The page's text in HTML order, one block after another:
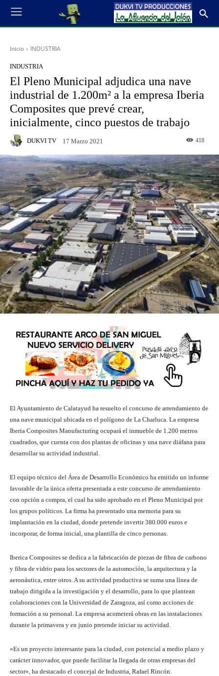
Inicio INDUSTRIA
INDUSTRIA
El Pleno Municipal adjudica una nave
industrial de 1.200m² a la empresa Iberia
Composites que prevé crear,
inicialmente, cinco puestos de trabajo
DUKVI TV 17 Marzo 2021 418
El Ayuntamiento de Calatayud ha resuelto el concurso de arrendamiento de
una nave municipal ubicada en el polígono de La Charluca. La empresa
Iberia Composites Manufacturing ocupará el inmueble de 1.200 metros
cuadrados, que cuenta con dos plantas de oficinas y una nave diáfana para
desarrollar su actividad industrial.
El equipo técnico del Área de Desarrollo Económico ha emitido un informe
favorable de la única oferta presentada a este concurso de arrendamiento
con opción a compra, el cual ha sido aprobado en el Pleno Municipal por
los grupos políticos. La firma ha presentado una memoria para su
implantación en la ciudad, donde pretende invertir 380.000 euros e
incorporar, de forma inicial, una plantilla de cinco personas.
Iberica Composites se dedica a la fabricación de piezas de fibra de carbono
y fibra de vidrio para los sectores de la automoción, la arquitectura y la
aeronáutica, entre otros. A su actividad productiva se suma una línea de
trabajo dirigida a la investigación y el desarrollo, para lo que plantean
colaboraciones con la Universidad de Zaragoza, así como acciones de
formación a su personal. La empresa acometerá obras en las instalaciones
durante la primavera y en junio pretende iniciar su actividad.
«Es un proyecto interesante para la ciudad, con potencial a medio plazo y
carácter innovador, que puede facilitar la llegada de otras empresas del
sector», ha destacado el concejal de Industria, Rafael Rincón.